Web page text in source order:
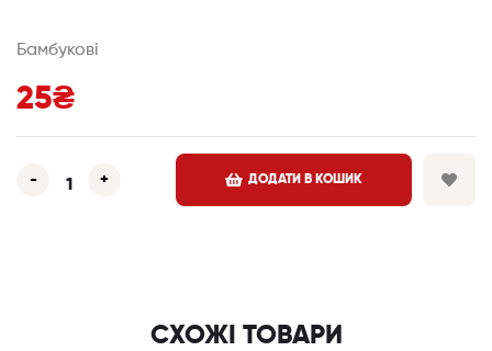
Бамбукові
25₴
- + ДОДАТИ В КОШИК
СХОЖІ ТОВАРИ